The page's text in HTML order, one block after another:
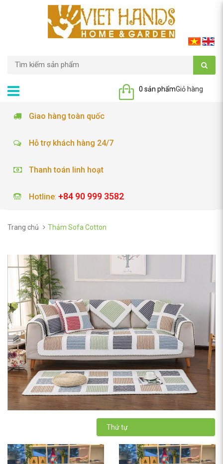
Giỏ hàng
0 sản phẩm
Giao hàng toàn quốc
Hỗ trợ khách hàng 24/7
Thanh toán linh hoạt
Hotline: +84 90 999 3582
Trang chủ Thảm Sofa Cotton
Thứ tự